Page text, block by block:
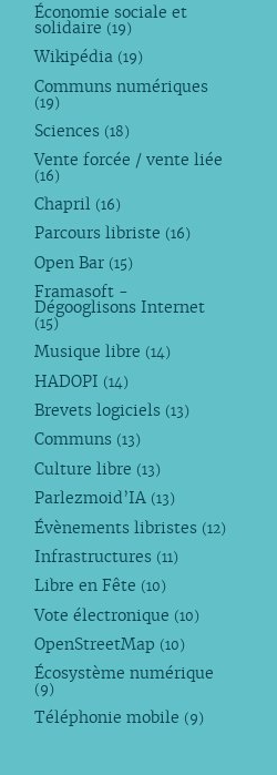
Économie sociale et
solidaire (19)
Wikipédia (19)
Communs numériques
(19)
Sciences (18)
Vente forcée / vente liée
(16)
Chapril (16)
Parcours libriste (16)
Open Bar (15)
Framasoft -
Dégooglisons Internet
(15)
Musique libre (14)
HADOPI (14)
Brevets logiciels (13)
Communs (13)
Culture libre (13)
Parlezmoid’IA (13)
Évènements libristes (12)
Infrastructures (11)
Libre en Fête (10)
Vote électronique (10)
OpenStreetMap (10)
Écosystème numérique
(9)
Téléphonie mobile (9)